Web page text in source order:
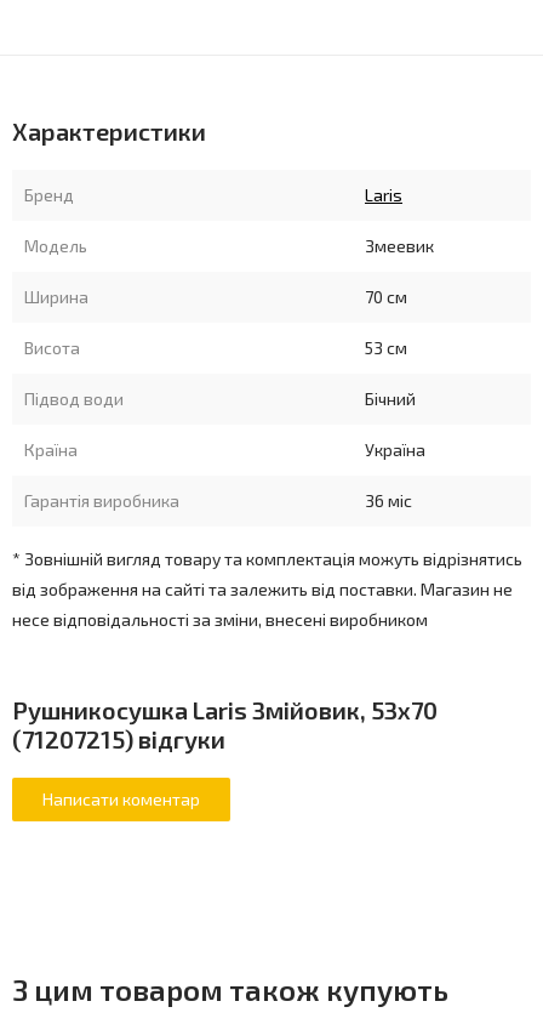
Характеристики
Бренд Laris
Модель Змеевик
Ширина 70 см
Висота 53 см
Підвод води Бічний
Країна Україна
Гарантія виробника 36 міс
* Зовнішній вигляд товару та комплектація можуть відрізнятись
від зображення на сайті та залежить від поставки. Магазин не
несе відповідальності за зміни, внесені виробником
Рушникосушка Laris Змійовик, 53x70
(71207215) відгуки
З цим товаром також купують